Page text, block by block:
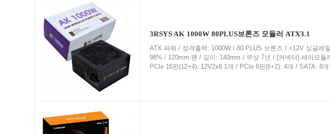
3RSYS AK 1000W 80PLUS브론즈 모듈러 ATX3.1
ATX 파워 / 정격출력: 1000W / 80 PLUS 브론즈 / +12V 싱글레
98% / 120mm 팬 / 깊이: 140mm / 무상 7년 / [커넥터] 세미모
PCIe 16핀(12+4): 12V2x6 1개 / PCIe 8핀(6+2): 4개 / SATA: 8